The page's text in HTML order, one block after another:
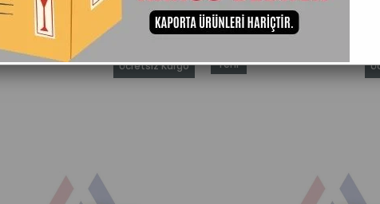
Ürün Adına Göre (A>Z) Ürün Adına Göre (Z<A) Stoktakiler
Ücretsiz Kargo
Yeni